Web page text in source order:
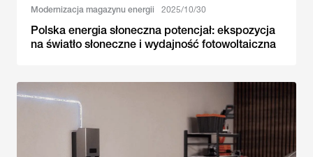
Modernizacja magazynu energii 2025/10/30
Polska energia słoneczna potencjał: ekspozycja
na światło słoneczne i wydajność fotowoltaiczna